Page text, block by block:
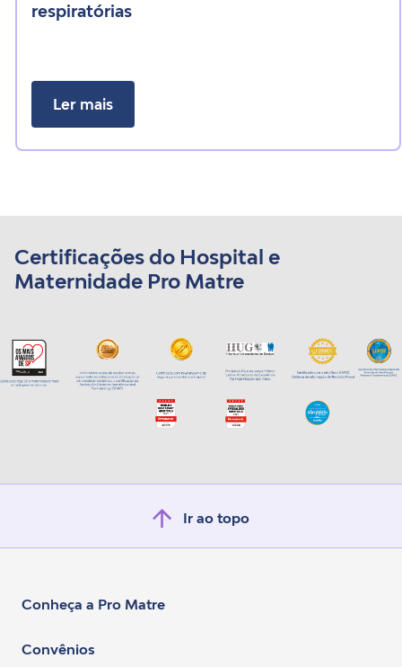
respiratórias
Ler mais
Certificações do Hospital e
Maternidade Pro Matre
Ir ao topo
Conheça a Pro Matre
Convênios